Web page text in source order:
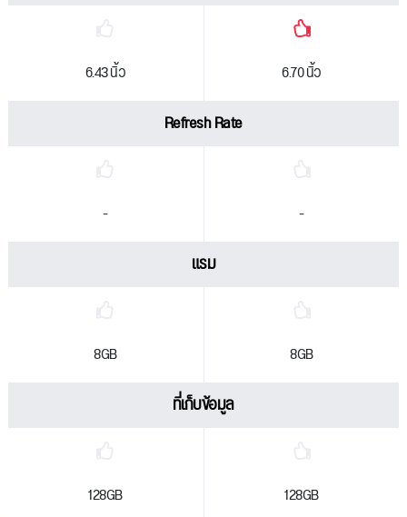
6.43 นิ้ว 6.70 นิ้ว
Refresh Rate
- -
แรม
8GB 8GB
ที่เก็บข้อมูล
128GB 128GB